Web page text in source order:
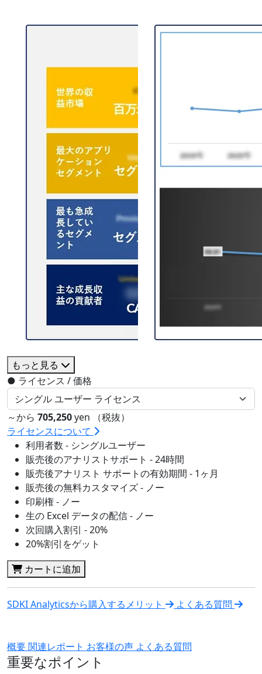
もっと見る
● ライセンス / 価格
～から 705,250yen （税抜）
ライセンスについて
利用者数 - シングルユーザー
販売後のアナリストサポート - 24時間
販売後アナリスト サポートの有効期間 - 1ヶ月
販売後の無料カスタマイズ - ノー
印刷権 - ノー
生の Excel データの配信 - ノー
次回購入割引 - 20%
20%割引をゲット
カートに追加
SDKI Analyticsから購入するメリット よくある質問
概要関連レポート お客様の声 よくある質問
重要なポイント